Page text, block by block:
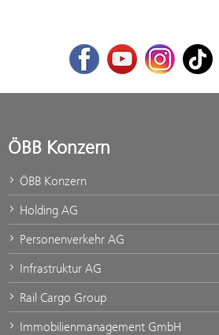
FacebookYoutubeInstagram
TikTok
ÖBB Konzern
ÖBB Konzern
Holding AG
Personenverkehr AG
Infrastruktur AG
Rail Cargo Group
Immobilienmanagement GmbH